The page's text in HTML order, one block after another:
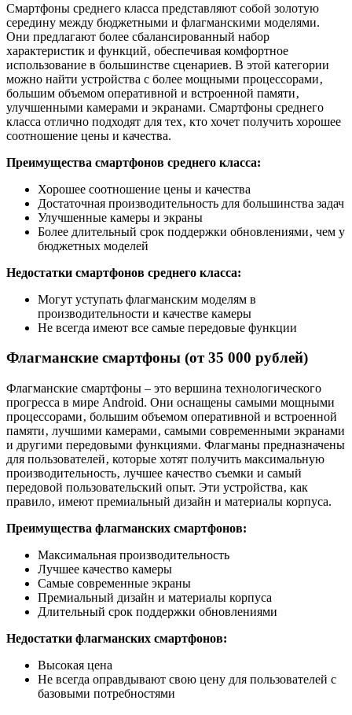
Смартфоны среднего класса представляют собой золотую
середину между бюджетными и флагманскими моделями.
Они предлагают более сбалансированный набор
характеристик и функций‚ обеспечивая комфортное
использование в большинстве сценариев. В этой категории
можно найти устройства с более мощными процессорами‚
большим объемом оперативной и встроенной памяти‚
улучшенными камерами и экранами. Смартфоны среднего
класса отлично подходят для тех‚ кто хочет получить хорошее
соотношение цены и качества.
Преимущества смартфонов среднего класса:
Хорошее соотношение цены и качества
Достаточная производительность для большинства задач
Улучшенные камеры и экраны
Более длительный срок поддержки обновлениями‚ чем у
бюджетных моделей
Недостатки смартфонов среднего класса:
Могут уступать флагманским моделям в
производительности и качестве камеры
Не всегда имеют все самые передовые функции
Флагманские смартфоны (от 35 000 рублей)
Флагманские смартфоны – это вершина технологического
прогресса в мире Android. Они оснащены самыми мощными
процессорами‚ большим объемом оперативной и встроенной
памяти‚ лучшими камерами‚ самыми современными экранами
и другими передовыми функциями. Флагманы предназначены
для пользователей‚ которые хотят получить максимальную
производительность‚ лучшее качество съемки и самый
передовой пользовательский опыт. Эти устройства‚ как
правило‚ имеют премиальный дизайн и материалы корпуса.
Преимущества флагманских смартфонов:
Максимальная производительность
Лучшее качество камеры
Самые современные экраны
Премиальный дизайн и материалы корпуса
Длительный срок поддержки обновлениями
Недостатки флагманских смартфонов:
Высокая цена
Не всегда оправдывают свою цену для пользователей с
базовыми потребностями